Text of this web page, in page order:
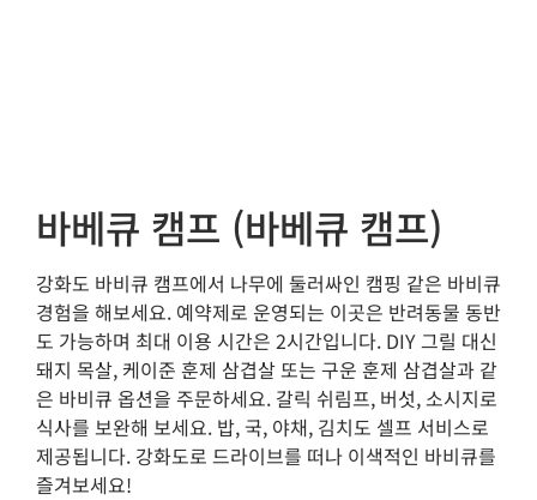
바베큐 캠프 (바베큐 캠프)
강화도 바비큐 캠프에서 나무에 둘러싸인 캠핑 같은 바비큐
경험을 해보세요. 예약제로 운영되는 이곳은 반려동물 동반
도 가능하며 최대 이용 시간은 2시간입니다. DIY 그릴 대신
돼지 목살, 케이준 훈제 삼겹살 또는 구운 훈제 삼겹살과 같
은 바비큐 옵션을 주문하세요. 갈릭 쉬림프, 버섯, 소시지로
식사를 보완해 보세요. 밥, 국, 야채, 김치도 셀프 서비스로
제공됩니다. 강화도로 드라이브를 떠나 이색적인 바비큐를
즐겨보세요!